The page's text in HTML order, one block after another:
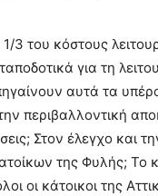
3 του κόστους
για τη
αυτά τα
περιβαλλοντική
Στον έλεγχο και
της Φυλής; Το
οι κάτοικοι της